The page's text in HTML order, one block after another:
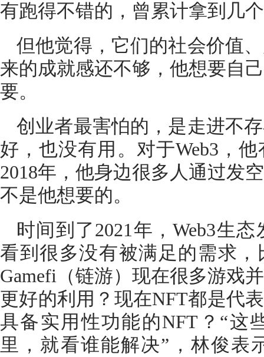
有跑得不错的，曾累计拿到几
但他觉得，它们的社会价值
来的成就感还不够，他想要自
要。
创业者最害怕的，是走进不
好，也没有用。对于Web3，
2018年，他身边很多人通过发
不是他想要的。
时间到了2021年，Web3生
看到很多没有被满足的需求
Gamefi（链游）现在很多游戏
更好的利用？现在NFT都是代
具备实用性功能的NFT？“这
里，就看谁能解决”，林俊表